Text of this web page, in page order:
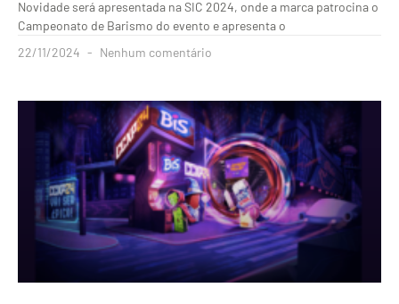
Novidade será apresentada na SIC 2024, onde a marca patrocina o
Campeonato de Barismo do evento e apresenta o
22/11/2024
Nenhum comentário